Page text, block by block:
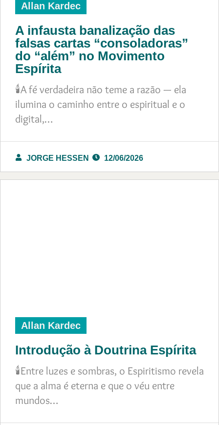
Allan Kardec
A infausta banalização das
falsas cartas “consoladoras”
do “além” no Movimento
Espírita
🕯️A fé verdadeira não teme a razão — ela
ilumina o caminho entre o espiritual e o
digital,…
JORGE HESSEN 12/06/2026
Allan Kardec
Introdução à Doutrina Espírita
🕯️Entre luzes e sombras, o Espiritismo revela
que a alma é eterna e que o véu entre
mundos…